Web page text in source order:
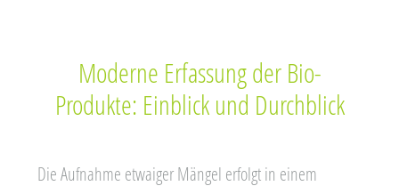
Moderne Erfassung der Bio-
Produkte: Einblick und Durchblick
Die Aufnahme etwaiger Mängel erfolgt in einem